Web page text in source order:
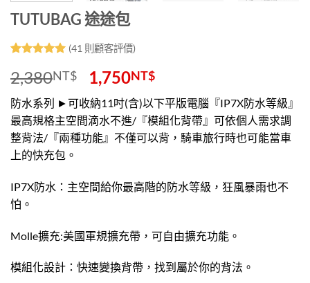
TUTUBAG 途途包
5，已有位
顧客進行評
分
(41 則顧客評價)
2,380NT$ 1,750NT$
防水系列 ►可收納11吋(含)以下平版電腦『IP7X防水等級』
最高規格主空間滴水不進/『模組化背帶』可依個人需求調
整背法/『兩種功能』不僅可以背，騎車旅行時也可能當車
上的快充包。
IP7X防水：主空間給你最高階的防水等級，狂風暴雨也不
怕。
Molle擴充:美國軍規擴充帶，可自由擴充功能。
模組化設計：快速變換背帶，找到屬於你的背法。